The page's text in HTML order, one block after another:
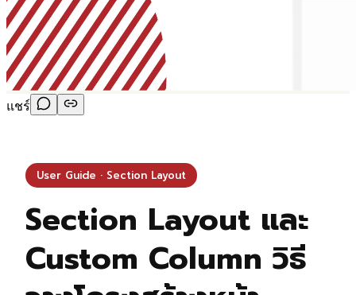
แชร์
User Guide · Section Layout
Section Layout และ
Custom Column วิธี